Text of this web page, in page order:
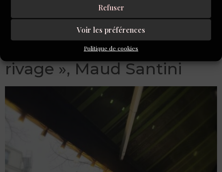
Refuser
Voir les préférences
Politique de cookies
formation destiné au grand public
Lectures d’été : « Sans
cesse repousser le
rivage », Maud Santini